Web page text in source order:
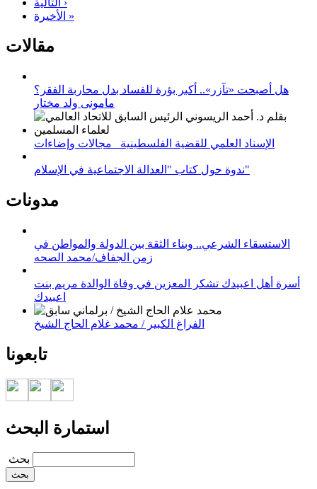
الأخيرة »
مقالات
هل أصبحت «تآزر».. أكبر بؤرة للفساد بدل محاربة الفقر؟
مامونى ولد مختار
الإسناد العلمي للقضية الفلسطينية_ مجالات وإضاءات
ندوة حول كتاب "العدالة الاجتماعية في الإسلام"
مدونات
الاستسقاء الشرعي.. وبناء الثقة بين الدولة والمواطن في
زمن الجفاف/محمد الصحه
أسرة أهل اعبيدك تشكر المعزين في وفاة الوالدة مريم بنت
اعبيدك
الفراغ الكبير / محمد غلام الحاج الشيخ
تابعونا
استمارة البحث
‏بحث ‏